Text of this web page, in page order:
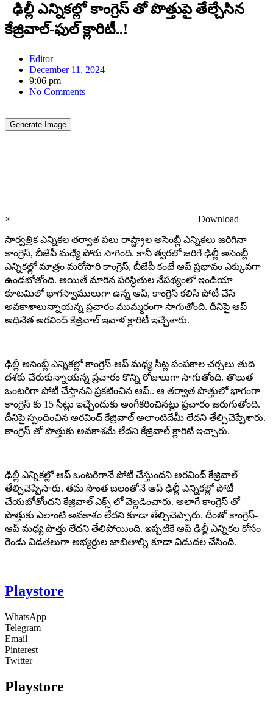
ఢిల్లీ ఎన్నికల్లో కాంగ్రెస్ తో పొత్తుపై తేల్చేసిన
కేజ్రివాల్-ఫుల్ క్లారిటీ..!
Editor
December 11, 2024
9:06 pm
No Comments
Generate Image
×
Download
సార్వత్రిక ఎన్నికల తర్వాత పలు రాష్ట్రాల అసెంబ్లీ ఎన్నికలు జరిగినా
కాంగ్రెస్, బీజేపీ మధ్యే్ పోరు సాగింది. కానీ త్వరలో జరిగే ఢిల్లీ అసెంబ్లీ
ఎన్నికల్లో మాత్రం మరోసారి కాంగ్రెస్, బీజేపీ కంటే ఆప్ ప్రభావం ఎక్కువగా
ఉండబోతోంది. అయితే మారిన పరిస్ధితుల నేపథ్యంలో ఇండియా
కూటమిలో భాగస్వాములుగా ఉన్న ఆప్, కాంగ్రెస్ కలిసి పోటీ చేసే
అవకాశాలున్నాయన్న ప్రచారం ముమ్మరంగా సాగుతోంది. దీనిపై ఆప్
అధినేత అరవింద్ కేజ్రివాల్ ఇవాళ క్లారిటీ ఇచ్చేశారు.
ఢిల్లీ అసెంబ్లీ ఎన్నికల్లో కాంగ్రెస్-ఆప్ మధ్య సీట్ల పంపకాల చర్చలు తుది
దశకు చేరుకున్నాయన్న ప్రచారం కొన్ని రోజులుగా సాగుతోంది. తొలుత
ఒంటరిగా పోటీ చేస్తానని ప్రకటించిన ఆప్.. ఆ తర్వాత పొత్తులో భాగంగా
కాంగ్రెస్ కు 15 సీట్లు ఇచ్చేందుకు అంగీకరించినట్లు ప్రచారం జరుగుతోంది.
దీనిపై స్పందించిన అరవింద్ కేజ్రివాల్ అలాంటిదేమీ లేదని తేల్చిచెప్పేశారు.
కాంగ్రెస్ తో పొత్తుకు అవకాశమే లేదని కేజ్రివాల్ క్లారిటీ ఇచ్చారు.
ఢిల్లీ ఎన్నికల్లో ఆప్ ఒంటరిగానే పోటీ చేస్తుందని అరవింద్ కేజ్రివాల్
తేల్చిచెప్పేసారు. తమ సొంత బలంతోనే ఆప్ ఢిల్లీ ఎన్నికల్లో పోటీ
చేయబోతోందని కేజ్రివాల్ ఎక్స్ లో వెల్లడించారు. అలాగే కాంగ్రెస్ తో
పొత్తుకు ఎలాంటి అవకాశం లేదని కూడా తేల్చిచెప్పారు. దీంతో కాంగ్రెస్-
ఆప్ మధ్య పొత్తు లేదని తేలిపోయింది. ఇప్పటికే ఆప్ ఢిల్లీ ఎన్నికల కోసం
రెండు విడతలుగా అభ్యర్ధుల జాబితాల్ని కూడా విడుదల చేసింది.
Playstore
WhatsApp
Telegram
Email
Pinterest
Twitter
Playstore